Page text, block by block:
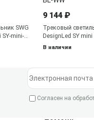
SWG
SY-mini-
9 144 ₽
Трековый
DesignLed SY mini
521114-5.2-48-BL-
В наличии
Электронная почта
Согласен на